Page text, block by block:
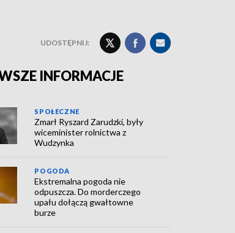
UDOSTĘPNIJ:
INFORMACJE
SPOŁECZNE
Zmarł Ryszard Zarudzki, były
wiceminister rolnictwa z
Wudzynka
POGODA
Ekstremalna pogoda nie
odpuszcza. Do morderczego
upału dołączą gwałtowne
burze